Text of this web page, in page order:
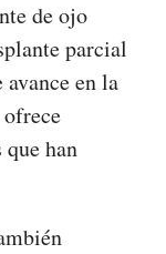
de ojo
parcial
en la
que han